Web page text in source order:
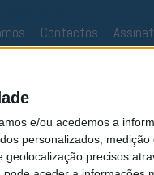
e/ou acedemos a
personalizados,
precisos
Contactos